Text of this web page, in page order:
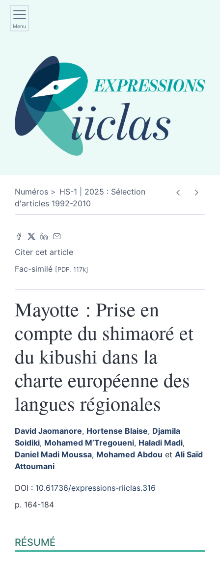
Menu
Numéros
HS-1 | 2025 : Sélection
d'articles 1992-2010
Citer cet article
Fac-similé [PDF, 117k]
Mayotte : Prise en
compte du shimaoré et
du kibushi dans la
charte européenne des
langues régionales
David Jaomanore, Hortense Blaise, Djamila
Soidiki, Mohamed M’Tregoueni, Haladi Madi,
Daniel Madi Moussa, Mohamed Abdou et Ali Saïd
Attoumani
DOI : 10.61736/expressions-riiclas.316
p. 164-184
Index
Plan
RÉSUMÉ